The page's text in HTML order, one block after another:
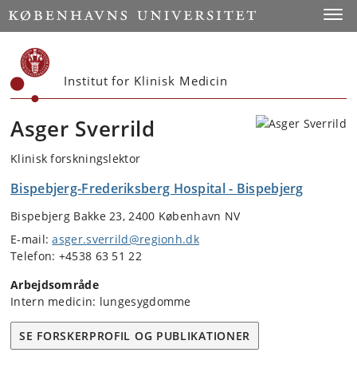
Start
Institut for Klinisk Medicin
Asger Sverrild
Klinisk forskningslektor
Bispebjerg-Frederiksberg Hospital - Bispebjerg
Bispebjerg Bakke 23, 2400 København NV
E-mail:asger.sverrild@regionh.dk
Telefon: +4538 63 51 22
Arbejdsområde
Intern medicin: lungesygdomme
SE FORSKERPROFIL OG PUBLIKATIONER